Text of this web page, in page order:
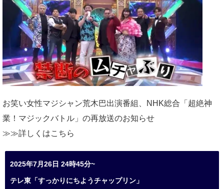
お笑い女性マジシャン荒木巴出演番組、
NHK総合「超絶神
業！マジックバトル」の再放送のお知らせ
≫≫詳しくはこちら
2025年7月26日 24時45分~
テレ東「すっかりにちようチャップリン」